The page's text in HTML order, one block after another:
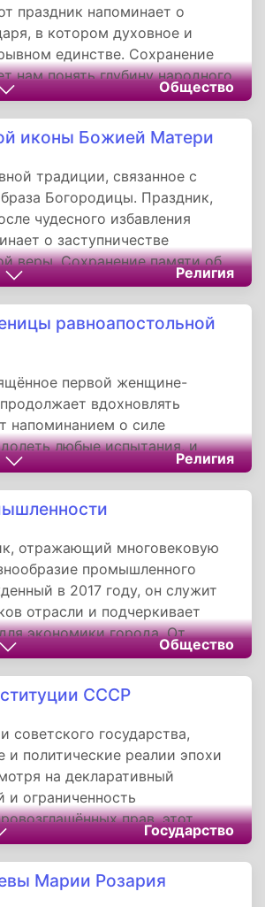
праздник напоминает о
в котором духовное и
единстве. Сохранение
нам понять глубину народного
традиций, которые
русского человека.
Общество
иконы Божией Матери
традиции, связанное с
Богородицы. Праздник,
чудесного избавления
о заступничестве
веры. Сохранение памяти об
на исторические
глубокой духовной
религиозных традиций в
Религия
равноапостольной
первой женщине-
вдохновлять
напоминанием о силе
любые испытания, и
ценностей в истории
Религия
отражающий многовековую
промышленного
в 2017 году, он служит
отрасли и подчеркивает
экономики города. От
машиностроения —
продолжает развиваться,
инновации, оставаясь
Общество
СССР
советского государства,
и политические реалии эпохи
на декларативный
и ограниченность
прав, этот
важный этап в развитии
Память о этой дате
понимания исторического
Государство
Марии Розария